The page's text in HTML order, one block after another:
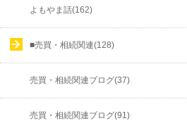
よもやま話(162)
■売買・相続関連(128)
売買・相続関連ブログ(37)
売買・相続関連ブログ(91)